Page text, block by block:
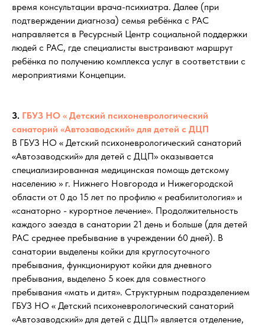
время консультации врача-психиатра. Далее (при
подтверждении диагноза) семья ребёнка с РАС
направляется в Ресурсный Центр социальной поддержки
людей с РАС, где специалисты выстраивают маршрут
ребёнка по получению комплекса услуг в соответствии с
мероприятиями Концепции.
3. ГБУЗ НО « Детский психоневрологический
санаторий «Автозаводский» для детей с ДЦП
В ГБУЗ НО « Детский психоневрологический санаторий
«Автозаводский» для детей с ДЦП» оказывается
специализированная медицинская помощь детскому
населению » г. Нижнего Новгорода и Нижегородской
области от 0 до 15 лет по профилю « реабилитология» и
«санаторно - курортное лечение». Продолжительность
каждого заезда в санатории 21 день и больше (для детей
РАС среднее пребывание в учреждении 60 дней). В
санатории выделены койки для круглосуточного
пребывания, функционируют койки для дневного
пребывания, выделено 5 коек для совместного
пребывания «мать и дитя». Структурным подразделением
ГБУЗ НО « Детский психоневрологический санаторий
«Автозаводский» для детей с ДЦП» является отделение,